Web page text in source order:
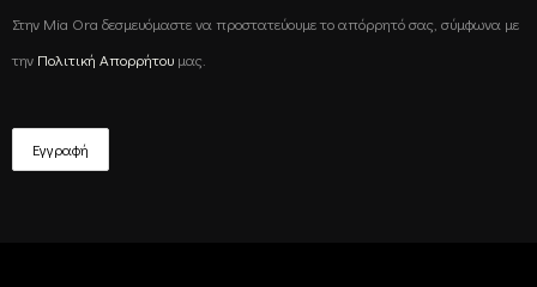
Στην Mia Ora δεσμευόμαστε να προστατεύουμε το απόρρητό σας, σύμφωνα με
την Πολιτική Απορρήτου μας.